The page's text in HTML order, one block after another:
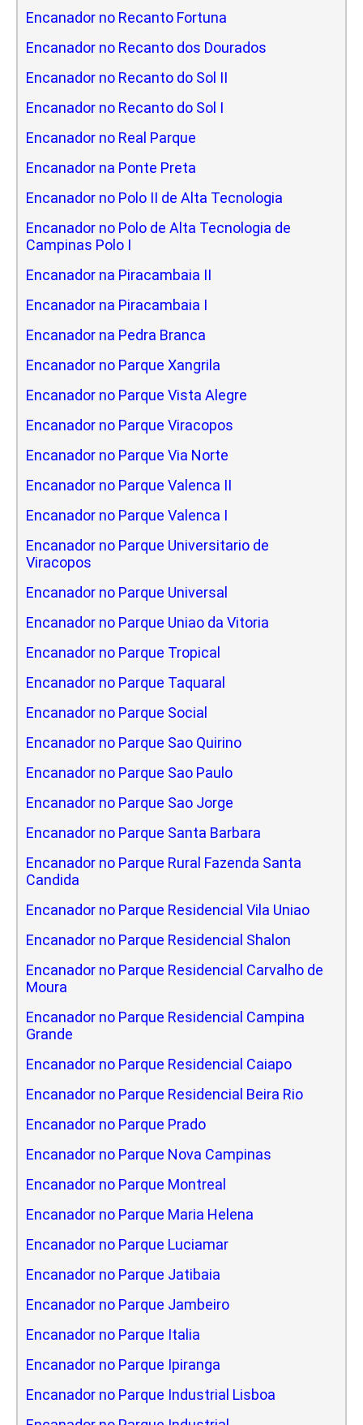
Encanador no Recanto Fortuna
Encanador no Recanto dos Dourados
Encanador no Recanto do Sol II
Encanador no Recanto do Sol I
Encanador no Real Parque
Encanador na Ponte Preta
Encanador no Polo II de Alta Tecnologia
Encanador no Polo de Alta Tecnologia de
Campinas Polo I
Encanador na Piracambaia II
Encanador na Piracambaia I
Encanador na Pedra Branca
Encanador no Parque Xangrila
Encanador no Parque Vista Alegre
Encanador no Parque Viracopos
Encanador no Parque Via Norte
Encanador no Parque Valenca II
Encanador no Parque Valenca I
Encanador no Parque Universitario de
Viracopos
Encanador no Parque Universal
Encanador no Parque Uniao da Vitoria
Encanador no Parque Tropical
Encanador no Parque Taquaral
Encanador no Parque Social
Encanador no Parque Sao Quirino
Encanador no Parque Sao Paulo
Encanador no Parque Sao Jorge
Encanador no Parque Santa Barbara
Encanador no Parque Rural Fazenda Santa
Candida
Encanador no Parque Residencial Vila Uniao
Encanador no Parque Residencial Shalon
Encanador no Parque Residencial Carvalho de
Moura
Encanador no Parque Residencial Campina
Grande
Encanador no Parque Residencial Caiapo
Encanador no Parque Residencial Beira Rio
Encanador no Parque Prado
Encanador no Parque Nova Campinas
Encanador no Parque Montreal
Encanador no Parque Maria Helena
Encanador no Parque Luciamar
Encanador no Parque Jatibaia
Encanador no Parque Jambeiro
Encanador no Parque Italia
Encanador no Parque Ipiranga
Encanador no Parque Industrial Lisboa